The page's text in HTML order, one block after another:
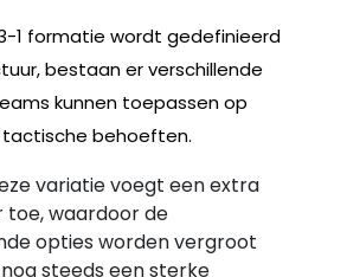
1 formatie wordt gedefinieerd
bestaan er verschillende
kunnen toepassen op
tactische behoeften.
variatie voegt een extra
toe, waardoor de
opties worden vergroot
steeds een sterke